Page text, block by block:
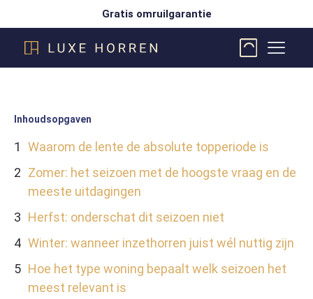
Gratis omruilgarantie
Inhoudsopgaven
Waarom de lente de absolute topperiode is
Zomer: het seizoen met de hoogste vraag en de
meeste uitdagingen
Herfst: onderschat dit seizoen niet
Winter: wanneer inzethorren juist wél nuttig zijn
Hoe het type woning bepaalt welk seizoen het
meest relevant is